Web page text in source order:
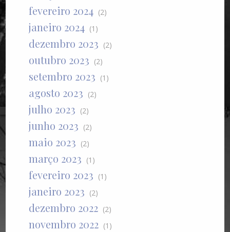
fevereiro 2024 (2)
janeiro 2024 (1)
dezembro 2023 (2)
outubro 2023 (2)
setembro 2023 (1)
agosto 2023 (2)
julho 2023 (2)
junho 2023 (2)
maio 2023 (2)
março 2023 (1)
fevereiro 2023 (1)
janeiro 2023 (2)
dezembro 2022 (2)
novembro 2022 (1)